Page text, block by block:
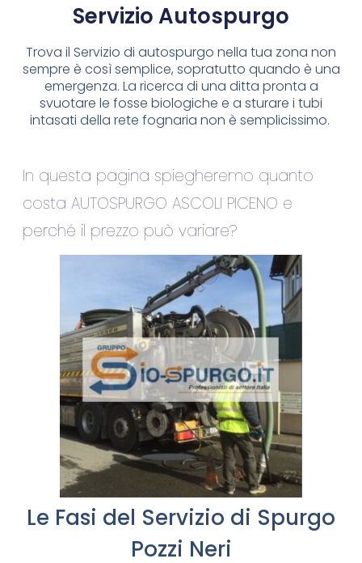
Servizio Autospurgo
Trova il Servizio di autospurgo nella tua zona non
sempre è così semplice, sopratutto quando è una
emergenza. La ricerca di una ditta pronta a
svuotare le fosse biologiche e a sturare i tubi
intasati della rete fognaria non è semplicissimo.
In questa pagina spiegheremo quanto
costa AUTOSPURGO ASCOLI PICENO e
perché il prezzo può variare?
Le Fasi del Servizio di Spurgo
Pozzi Neri